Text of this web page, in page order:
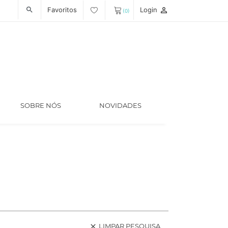
search Favoritos (0) Login person_outline
SOBRE NÓS NOVIDADES
LIMPAR PESQUISA